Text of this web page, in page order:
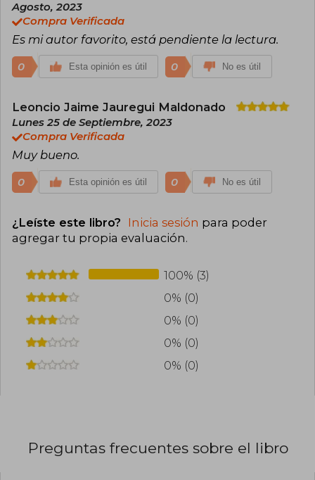
Agosto, 2023
Compra Verificada
Es mi autor favorito, está pendiente la lectura.
0 Esta opinión es útil 0 No es útil
Leoncio Jaime Jauregui Maldonado
Lunes 25 de Septiembre, 2023
Compra Verificada
Muy bueno.
0 Esta opinión es útil 0 No es útil
¿Leíste este libro? Inicia sesión para poder
agregar tu propia evaluación.
100% (3)
0% (0)
0% (0)
0% (0)
0% (0)
Preguntas frecuentes sobre el libro